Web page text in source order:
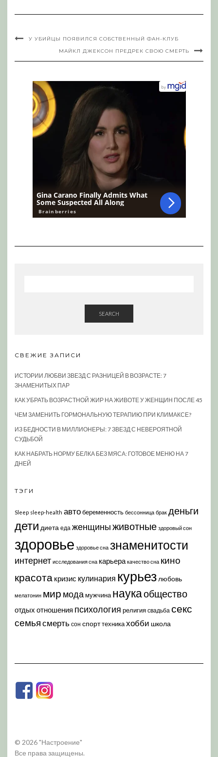
У УБИЙЦЫ ПОЯВИЛСЯ СОБСТВЕННЫЙ ФАН-КЛУБ
МАЙКЛ ДЖЕКСОН ПРЕДРЕК СВОЮ СМЕРТЬ
SEARCH
СВЕЖИЕ ЗАПИСИ
ИСТОРИИ ЛЮБВИ ЗВЕЗД С РАЗНИЦЕЙ В ВОЗРАСТЕ: 7
ЗНАМЕНИТЫХ ПАР
КАК УБРАТЬ ВОЗРАСТНОЙ ЖИР НА ЖИВОТЕ У ЖЕНЩИН ПОСЛЕ 45
ЧЕМ ЗАМЕНИТЬ ГОРМОНАЛЬНУЮ ТЕРАПИЮ ПРИ КЛИМАКСЕ?
ИЗ БЕДНОСТИ В МИЛЛИОНЕРЫ: 7 ЗВЕЗД С НЕВЕРОЯТНОЙ
СУДЬБОЙ
КАК НАБРАТЬ НОРМУ БЕЛКА БЕЗ МЯСА: ГОТОВОЕ МЕНЮ НА 7
ДНЕЙ
ТЭГИ
Sleep sleep-health автобеременность бессонница брак деньги
дети диета еда женщиныживотные здоровый сон
здоровье здоровье сна знаменитости
интернет исследования сна карьера качество сна кино
красота кризис кулинария курьез любовь
мелатонин мир модамужчина наукаобщество
отдых отношения психология религия свадьба секс
семья смерть сон спорттехникахобби школа
© 2026 "Настроение"
Все права защищены.